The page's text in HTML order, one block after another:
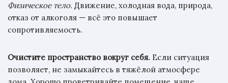
Физическое тело. Движение, холодная вода, природа,
отказ от алкоголя — всё это повышает
сопротивляемость.
Очистите пространство вокруг себя. Если ситуация
позволяет, не замыкайтесь в тяжёлой атмосфере